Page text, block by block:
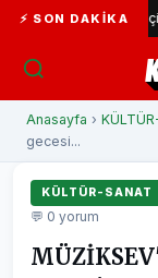
⚡ SON DAKIKA
hayata geçireceğiz
Anasayfa ›
gecesi...
KÜLTÜR-SANAT
💬 0 yorum